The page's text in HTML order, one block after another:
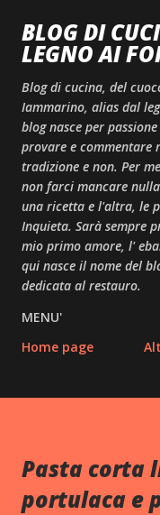
Passa
BLOG DI
LEGNO AI
Blog di cucina, del
Iammarino, alias dal
blog nasce per
provare e commentare
tradizione e non. Per
non farci mancare
una ricetta e l'altra, le
Inquieta. Sarà sempre
mio primo amore, l'
qui nasce il nome del
dedicata al restauro.
MENU'
Home page
Pasta corta
portulaca e